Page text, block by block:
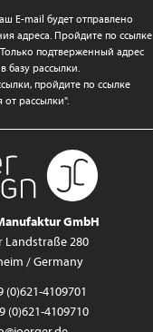
E-mail будет отправлено
адреса. Пройдите по ссылке
подтверженный адрес
базу рассылки.
пройдите по ссылке
от рассылки".
GmbH
Landstraße 280
/ Germany
(0)621-4109701
(0)621-4109710